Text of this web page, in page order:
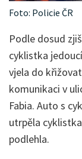
Foto: Policie ČR
Podle dosud
cyklistka
vjela do
komunikaci v
Fabia. Auto s
utrpěla
podlehla.